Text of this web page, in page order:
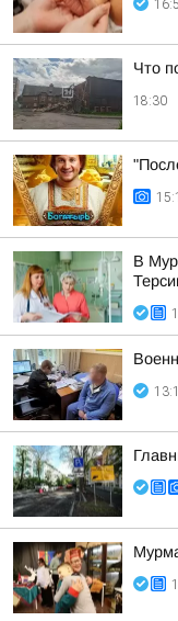
Что
18:30
В